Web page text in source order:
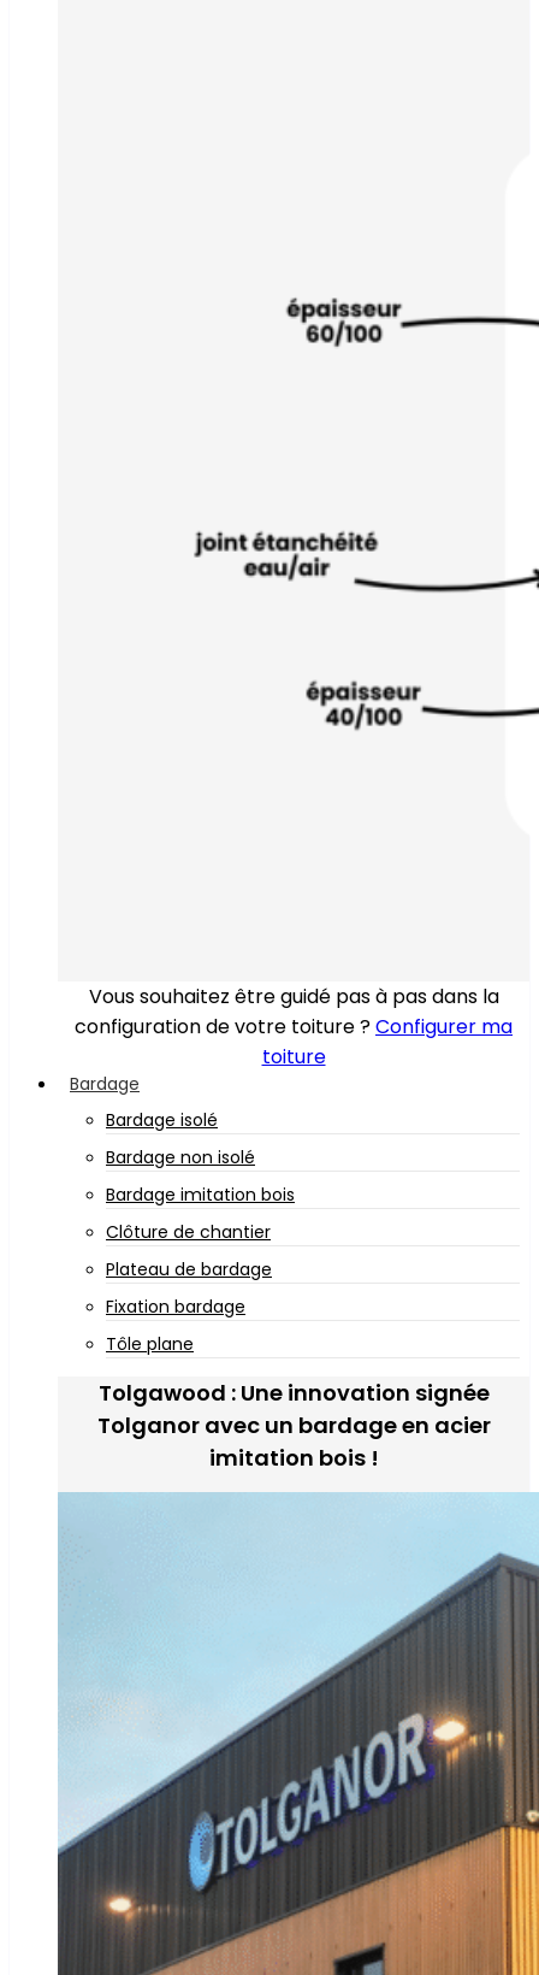
Vous souhaitez être guidé pas à pas dans la
configuration de votre toiture ?Configurer ma
toiture
Bardage
Bardage isolé
Bardage non isolé
Bardage imitation bois
Clôture de chantier
Plateau de bardage
Fixation bardage
Tôle plane
Tolgawood : Une innovation signée
Tolganor avec un bardage en acier
imitation bois !